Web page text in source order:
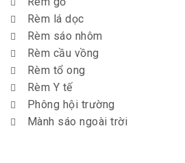
Rèm lá dọc
Rèm sáo nhôm
Rèm cầu vồng
Rèm tổ ong
Rèm Y tế
Phông hội trường
Mành sáo ngoài trời